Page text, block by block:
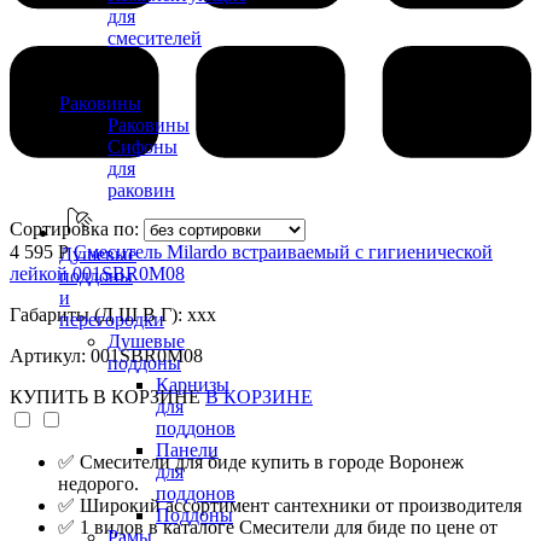
для
смесителей
Раковины
Раковины
Сифоны
для
раковин
Душевые
поддоны
и
перегородки
Душевые
поддоны
Карнизы
для
поддонов
Панели
для
поддонов
Поддоны
Сортировка по:
4 595 РСмеситель Milardo встраиваемый с гигиенической
лейкой 001SBR0M08
Габариты (Д Ш В Г): xxx
Артикул: 001SBR0M08
КУПИТЬ В КОРЗИНЕ В КОРЗИНЕ
✅ Смесители для биде купить в городе Воронеж
недорого.
✅ Широкий ассортимент сантехники от производителя
✅ 1 видов в каталоге Смесители для биде по цене от